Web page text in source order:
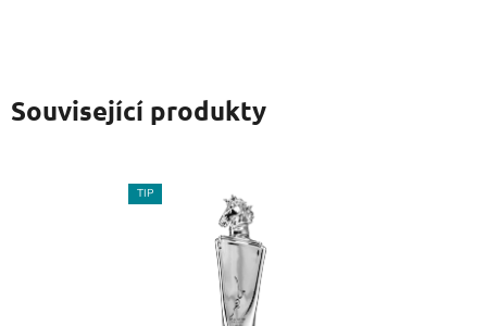
Související produkty
TIP